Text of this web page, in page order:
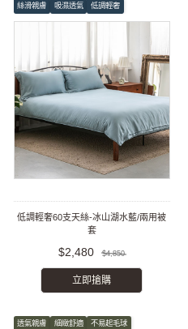
絲滑親膚 吸濕透氣 低調輕奢
低調輕奢60支天絲-冰山湖水藍/兩用被
套
$2,480 $4,850
立即搶購
透氣親膚 細緻舒適 不易起毛球